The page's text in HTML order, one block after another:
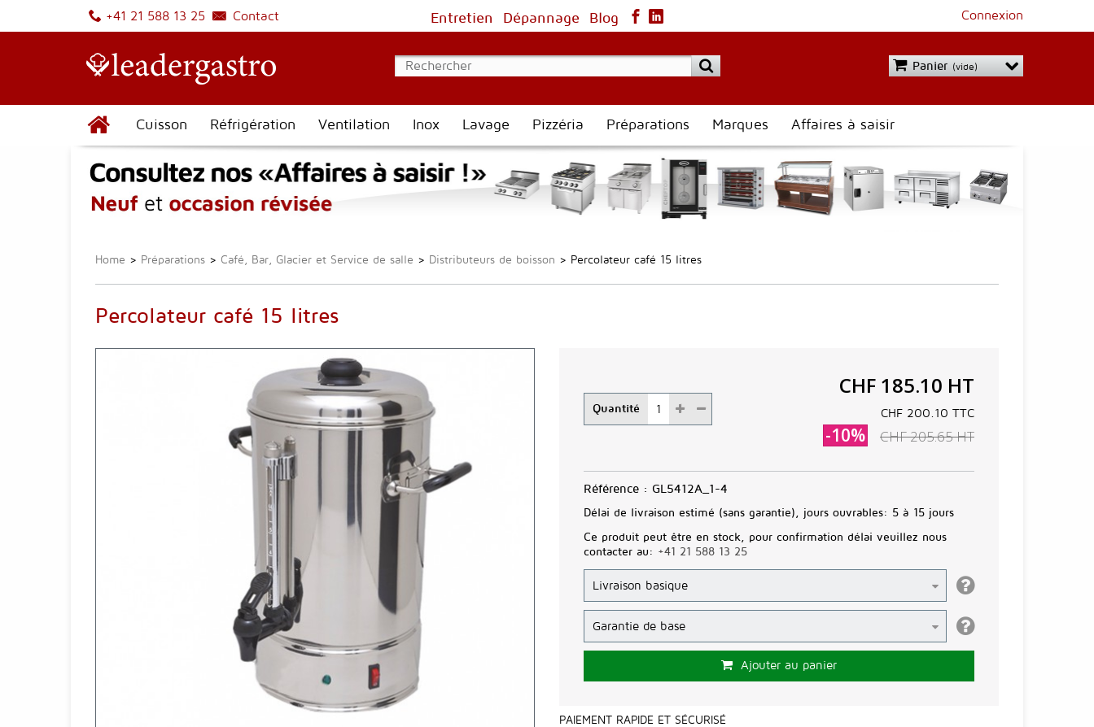
+41 21 588 13 25 Contact Connexion
Entretien Dépannage Blog
Panier (vide)
Cuisson Réfrigération Ventilation Inox Lavage Pizzéria Préparations Marques Affaires à saisir
Home > Préparations > Café, Bar, Glacier et Service de salle > Distributeurs de boisson > Percolateur café 15 litres
Percolateur café 15 litres
Quantité
CHF 185.10 HT
CHF 200.10 TTC
-10% CHF 205.65HT
Référence : GL5412A_1-4
Délai de livraison estimé (sans garantie), jours ouvrables: 5 à 15 jours
Ce produit peut être en stock, pour confirmation délai veuillez nous
contacter au: +41 21 588 13 25
Ajouter au panier
PAIEMENT RAPIDE ET SÉCURISÉ